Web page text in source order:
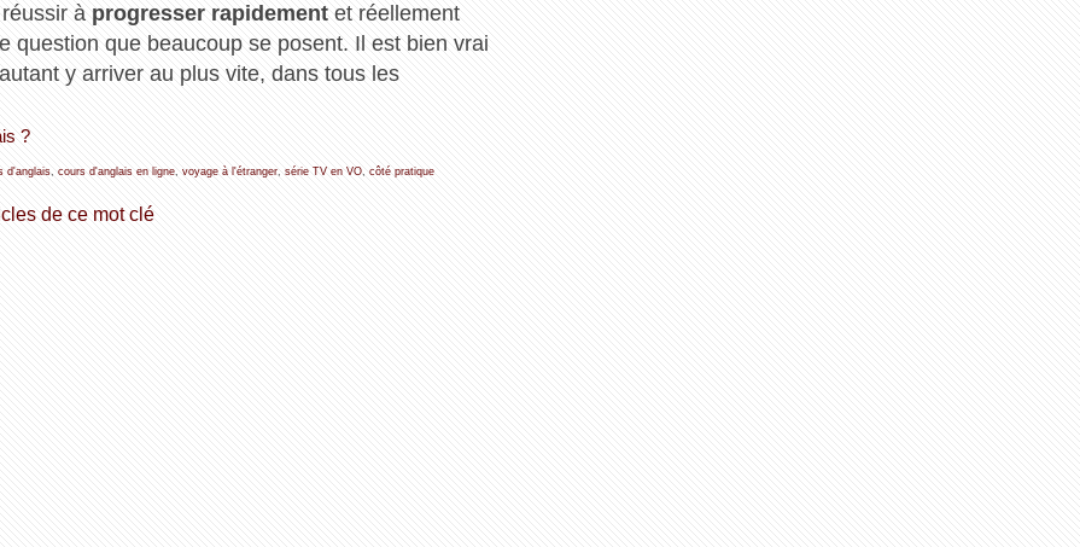
à progresser rapidement et réellement
question que beaucoup se posent. Il est bien vrai
y arriver au plus vite, dans tous les
?
d'anglais, cours d'anglais en ligne, voyage à l'étranger, série TV en VO, côté pratique
de ce mot clé